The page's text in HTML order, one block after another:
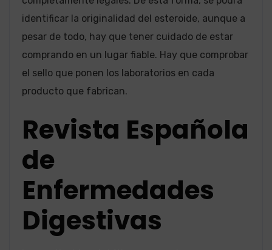
identificar la originalidad del esteroide, aunque a
pesar de todo, hay que tener cuidado de estar
comprando en un lugar fiable. Hay que comprobar
el sello que ponen los laboratorios en cada
producto que fabrican.
Revista Española
de
Enfermedades
Digestivas